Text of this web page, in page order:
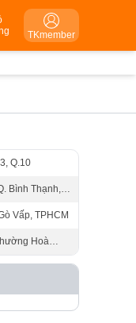
TKmember
Q.10
Bình Thạnh,
Vấp, TPHCM
Hoà